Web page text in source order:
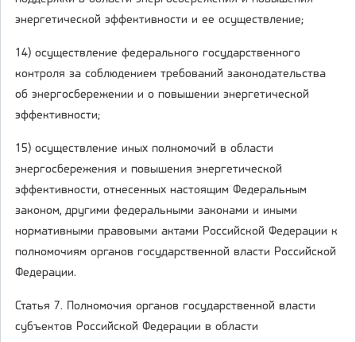
энергетической эффективности и ее осуществление;
14) осуществление федерального государственного
контроля за соблюдением требований законодательства
об энергосбережении и о повышении энергетической
эффективности;
15) осуществление иных полномочий в области
энергосбережения и повышения энергетической
эффективности, отнесенных настоящим Федеральным
законом, другими федеральными законами и иными
нормативными правовыми актами Российской Федерации к
полномочиям органов государственной власти Российской
Федерации.
Статья 7. Полномочия органов государственной власти
субъектов Российской Федерации в области